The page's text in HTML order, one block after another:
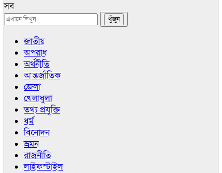
সব
জাতীয়
অপরাধ
অর্থনীতি
আন্তর্জাতিক
জেলা
খেলাধুলা
তথ্য প্রযুক্তি
ধর্ম
বিনোদন
ভ্রমন
রাজনীতি
লাইফস্টাইল